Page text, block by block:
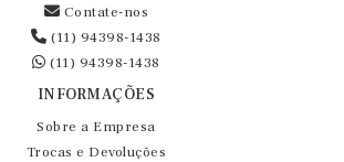
Contate-nos
(11) 94398-1438
(11) 94398-1438
INFORMAÇÕES
Sobre a Empresa
Trocas e Devoluções